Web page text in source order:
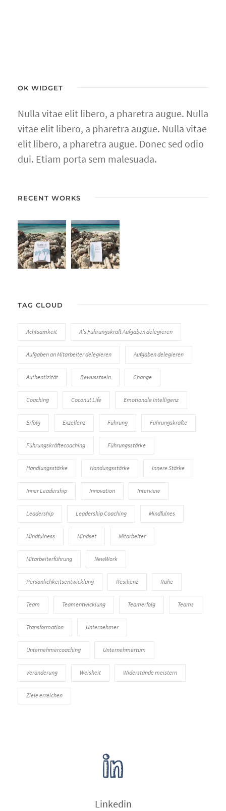
OK WIDGET
Nulla vitae elit libero, a pharetra augue. Nulla
vitae elit libero, a pharetra augue. Nulla vitae
elit libero, a pharetra augue. Donec sed odio
dui. Etiam porta sem malesuada.
RECENT WORKS
TAG CLOUD
Achtsamkeit Als Führungskraft Aufgaben delegieren
Aufgaben an Mitarbeiter delegieren Aufgaben delegieren
Authentizität Bewusstsein Change
Coaching Coconut Life Emotionale Intelligenz
Erfolg Exzellenz Führung Führungskräfte
Führungskräftecoaching Führungsstärke
Handlungsstärke Handungsstärke innere Stärke
Inner Leadership Innovation Interview
Leadership Leadership Coaching Mindfulnes
Mindfulness Mindset Mitarbeiter
Mitarbeiterführung NewWork
Persönlichkeitsentwicklung Resilienz Ruhe
Team Teamentwicklung Teamerfolg Teams
Transformation Unternehmer
Unternehmercoaching Unternehmertum
Veränderung Weisheit Widerstände meistern
Ziele erreichen
Linkedin